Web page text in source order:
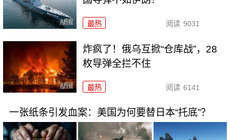
最热 阅读 9031
炸疯了！俄乌互掀“仓库战”，28
枚导弹全拦不住
最热 阅读 6141
一张纸条引发血案：美国为何要替日本“托底”？